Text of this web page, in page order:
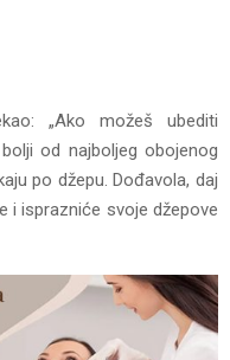
„Ako možeš ubediti
od najboljeg obojenog
po džepu. Dođavola, daj
i isprazniće svoje džepove